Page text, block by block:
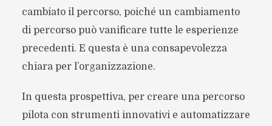
cambiato il percorso, poiché un cambiamento
di percorso può vanificare tutte le esperienze
precedenti. E questa è una consapevolezza
chiara per l’organizzazione.
In questa prospettiva, per creare una percorso
pilota con strumenti innovativi e automatizzare